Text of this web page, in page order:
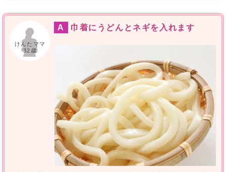
けんたママ
32歳
A 巾着にうどんとネギを入れます